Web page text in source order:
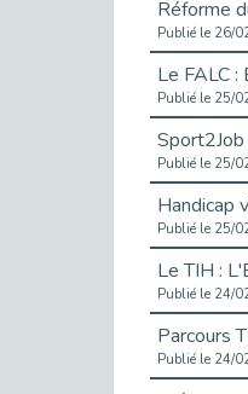
Publié le 26/
Publié le 25/
Publié le 25/
Publié le 25/
Publié le 24/
Publié le 24/